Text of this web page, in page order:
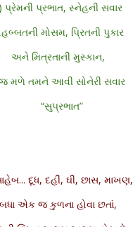
પ્રેમની પ્રભાત, સ્નેહની સવાર
મોસમ, પ્રિતની પુકાર
અને મિત્રતાની મુસ્કાન,
મળે તમને આવી સોનેરી સવાર
“સુપ્રભાત”
દૂધ, દહીં, ઘી, છાસ, માખણ,
બધા એક જ કુળના હોવા છતાં,